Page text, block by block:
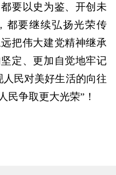
要以史为鉴、开创未
都要继续弘扬光荣传
把伟大建党精神继承
定、更加自觉地牢记
民对美好生活的向往
民争取更大光荣”！